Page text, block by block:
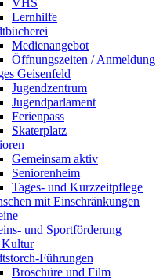
VHS
Lernhilfe
Medienangebot
Öffnungszeiten / Anmeldung
Geisenfeld
Jugendzentrum
Jugendparlament
Ferienpass
Skaterplatz
Gemeinsam aktiv
Seniorenheim
Tages- und Kurzzeitpflege
mit Einschränkungen
und Sportförderung
Führungen
Broschüre und Film